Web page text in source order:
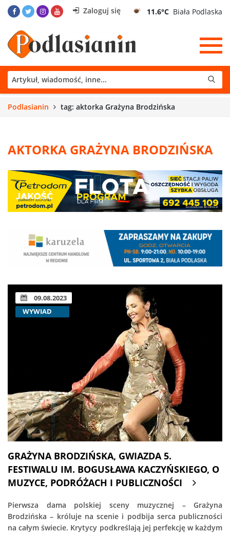
Zaloguj się 11.6°C Biała Podlaska
Podlasianin tag: aktorka Grażyna Brodzińska
AKTORKA GRAŻYNA BRODZIŃSKA
09.08.2023
WYWIAD
GRAŻYNA BRODZIŃSKA, GWIAZDA 5.
FESTIWALU IM. BOGUSŁAWA KACZYŃSKIEGO, O
MUZYCE, PODRÓŻACH I PUBLICZNOŚCI
Pierwsza dama polskiej sceny muzycznej – Grażyna
Brodzińska – króluje na scenie i podbija serca publiczności
na całym świecie. Krytycy podkreślają jej perfekcję w każdym